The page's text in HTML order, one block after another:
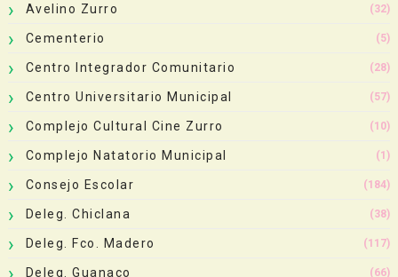
Avelino Zurro (32)
Cementerio (5)
Centro Integrador Comunitario (28)
Centro Universitario Municipal (57)
Complejo Cultural Cine Zurro (10)
Complejo Natatorio Municipal (1)
Consejo Escolar (184)
Deleg. Chiclana (38)
Deleg. Fco. Madero (117)
Deleg. Guanaco (66)